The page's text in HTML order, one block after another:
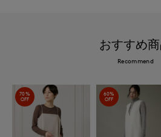
おすすめ
Recommend
70%
OFF
60%
OFF